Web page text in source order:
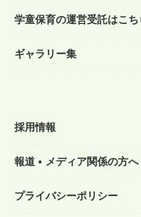
学童保育の運営受託はこち
ギャラリー集
採用情報
報道 • メディア関係の方へ
プライバシーポリシー